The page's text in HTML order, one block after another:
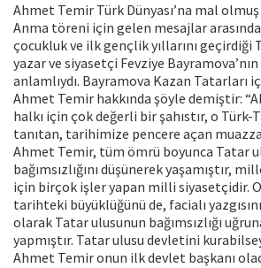
Ahmet Temir Türk Dünyası’na mal
Anma töreni için gelen mesajlar
çocukluk ve ilk gençlik yıllarını geçirdiği
yazar ve siyasetçi Fevziye
anlamlıydı. Bayramova Kazan Tatarları
Ahmet Temir hakkında şöyle demiştir:
halkı için çok değerli bir şahıstır, o Türk-
tanıtan, tarihimize pencere açan
Ahmet Temir, tüm ömrü boyunca Tatar
bağımsızlığını düşünerek yaşamıştır,
için birçok işler yapan milli siyasetçidir.
tarihteki büyüklüğünü de, facialı
olarak Tatar ulusunun bağımsızlığı
yapmıştır. Tatar ulusu devletini
Ahmet Temir onun ilk devlet başkanı